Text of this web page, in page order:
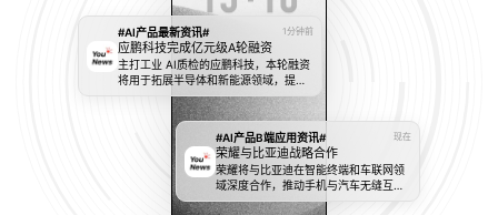
#AI产品最新资讯# 1分钟前
应鹏科技完成亿元级A轮融资
主打工业 AI质检的应鹏科技，本轮融资
将用于拓展半导体和新能源领域，提升
产品自动化能力，加速全国市场布局。
#AI产品B端应用资讯# 现在
荣耀与比亚迪战略合作
荣耀将与比亚迪在智能终端和车联网领
域深度合作，推动手机与汽车无缝互
联，未来双方会推出更多联动功能。